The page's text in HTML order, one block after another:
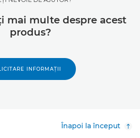
mai multe despre acest
produs?
INFORMAŢII
Înapoi la început